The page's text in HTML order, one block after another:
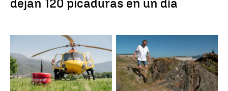
dejan 120 picaduras en un día
Cataluña Medio ambiente